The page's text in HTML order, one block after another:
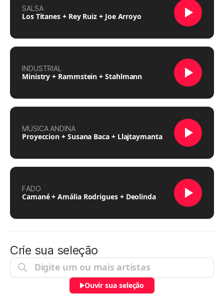
SALSA
Los Titanes + Rey Ruiz + Joe Arroyo
INDUSTRIAL
Ministry + Rammstein + Stahlmann
MÚSICA ANDINA
Proyeccion + Susana Baca + Llajtaymanta
FADO
Camané + Amália Rodrigues + Deolinda
Crie sua seleção
Ouvir sua seleção